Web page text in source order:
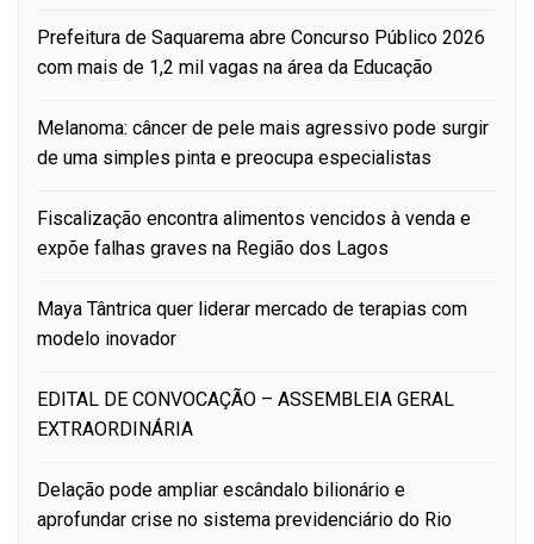
Prefeitura de Saquarema abre Concurso Público 2026
com mais de 1,2 mil vagas na área da Educação
Melanoma: câncer de pele mais agressivo pode surgir
de uma simples pinta e preocupa especialistas
Fiscalização encontra alimentos vencidos à venda e
expõe falhas graves na Região dos Lagos
Maya Tântrica quer liderar mercado de terapias com
modelo inovador
EDITAL DE CONVOCAÇÃO – ASSEMBLEIA GERAL
EXTRAORDINÁRIA
Delação pode ampliar escândalo bilionário e
aprofundar crise no sistema previdenciário do Rio